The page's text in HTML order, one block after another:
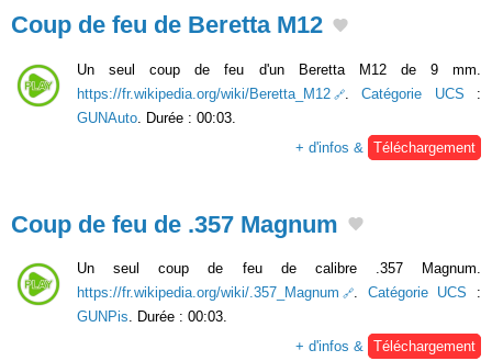
Coup de feu de Beretta M12
Un seul coup de feu d'un Beretta M12 de 9 mm.
https://fr.wikipedia.org/wiki/Beretta_M12
.Catégorie UCS :
GUNAuto . Durée : 00:03.
+ d'infos &
Téléchargement
Coup de feu de .357 Magnum
Un seul coup de feu de calibre .357 Magnum.
https://fr.wikipedia.org/wiki/.357_Magnum
. Catégorie UCS :
GUNPis. Durée : 00:03.
+ d'infos & Téléchargement